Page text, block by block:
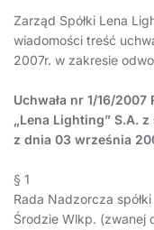
Zarząd Spółki Lena
wiadomości treść
2007r. w zakresie
Uchwała nr 1/16/2007
„Lena Lighting” S.A.
z dnia 03 września
§ 1
Rada Nadzorcza
Środzie Wlkp. (zwanej